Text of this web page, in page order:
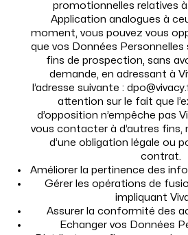
promotionnelles relatives
Application analogues à
moment, vous pouvez vous
que vos Données
fins de prospection, sans
demande, en adressant à
l’adresse suivante :
attention sur le fait que
d’opposition n’empêche pas
vous contacter à d’autres
d’une obligation légale ou
contrat.
Améliorer la pertinence des
Gérer les opérations de
impliquant
Assurer la conformité des
Echanger vos Données